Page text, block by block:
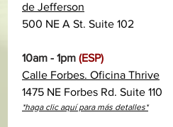
de Jefferson
500 NE A St. Suite 102
10am - 1pm (ESP)
Calle Forbes. Oficina Thrive
1475 NE Forbes Rd. Suite 110
*haga clic aquí para más detalles*